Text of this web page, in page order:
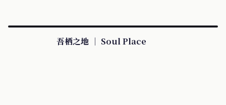
吾栖之地 ｜ Soul Place